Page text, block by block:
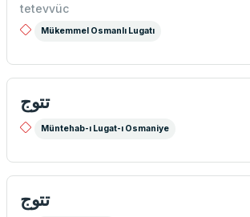
tetevvüc
Mükemmel Osmanlı Lugatı
تتوج
Müntehab-ı Lugat-ı Osmaniye
تتوج